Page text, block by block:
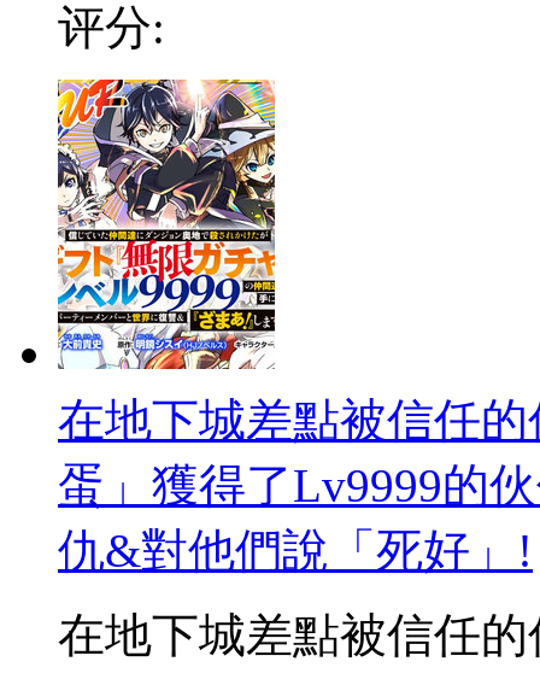
评分:
在地下城差點被信任
蛋」獲得了Lv9999的
仇&對他們說「死好」!
在地下城差點被信任的